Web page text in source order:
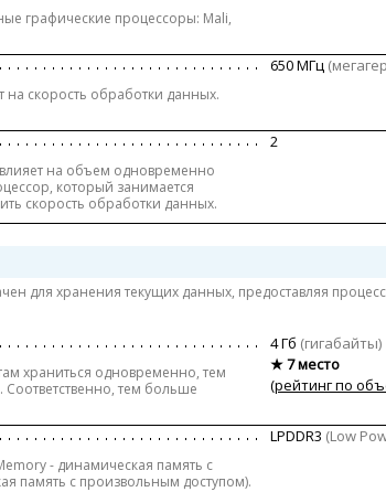
графические процессоры: Mali,
на скорость обработки данных.
650 МГц
на объем одновременно
который занимается
скорость обработки данных.
2
для хранения текущих данных, предоставляя
храниться одновременно, тем
тем больше
4 Гб (гигабайты)
★ 7 место
(рейтинг по
- динамическая память с
память с произвольным доступом).
LPDDR3 (Low